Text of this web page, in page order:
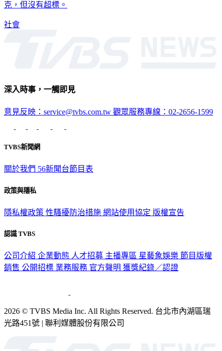
克，但沒有超標。
社會
深入時事，一觸即見
意見反映：service@tvbs.com.tw 觀眾服務專線：02-2656-1599
TVBS新聞網
關於我們 56新聞台節目表
政策與隱私
隱私權政策 性騷擾防治措施 網站使用協定 版權宣告
認識 TVBS
公司介紹 企業動態 人才招募 主播專區 星藝象娛樂 節目版權
銷售 公開招標 業務服務 官方聲明 獲獎紀錄／認證
2026 © TVBS Media Inc. All Rights Reserved. 台北市內湖區瑞
光路451號 | 聯利媒體股份有限公司